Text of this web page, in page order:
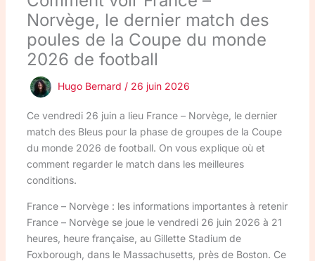
Norvège, le dernier match des
poules de la Coupe du monde
2026 de football
Hugo Bernard / 26 juin 2026
Ce vendredi 26 juin a lieu France – Norvège, le dernier
match des Bleus pour la phase de groupes de la Coupe
du monde 2026 de football. On vous explique où et
comment regarder le match dans les meilleures
conditions.
France – Norvège : les informations importantes à retenir
France – Norvège se joue le vendredi 26 juin 2026 à 21
heures, heure française, au Gillette Stadium de
Foxborough, dans le Massachusetts, près de Boston. Ce